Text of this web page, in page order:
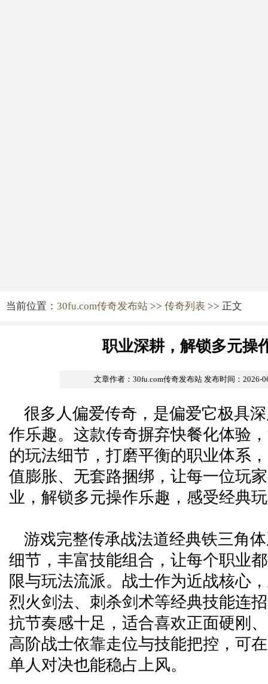
当前位置： 30fu.com传奇发布站 >> 传奇列表 >> 正文
职业深耕，解锁多元操
文章作者：30fu.com传奇发布站 发布时间：2026-
很多人偏爱传奇，是偏爱它极具
作乐趣。这款传奇摒弃快餐化体验
的玩法细节，打磨平衡的职业体系
值膨胀、无套路捆绑，让每一位玩
业，解锁多元操作乐趣，感受经典
游戏完整传承战法道经典铁三角
细节，丰富技能组合，让每个职业
限与玩法流派。战士作为近战核心
烈火剑法、刺杀剑术等经典技能连
抗节奏感十足，适合喜欢正面硬刚
高阶战士依靠走位与技能把控，可
单人对决也能稳占上风。